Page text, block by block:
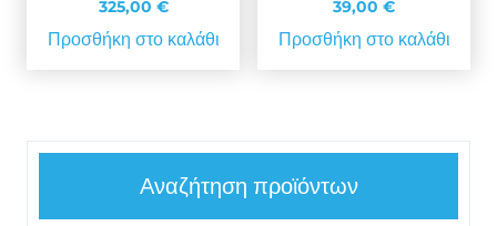
325,00 €
Προσθήκη στο καλάθι
39,00 €
Προσθήκη στο καλάθι
Αναζήτηση προϊόντων